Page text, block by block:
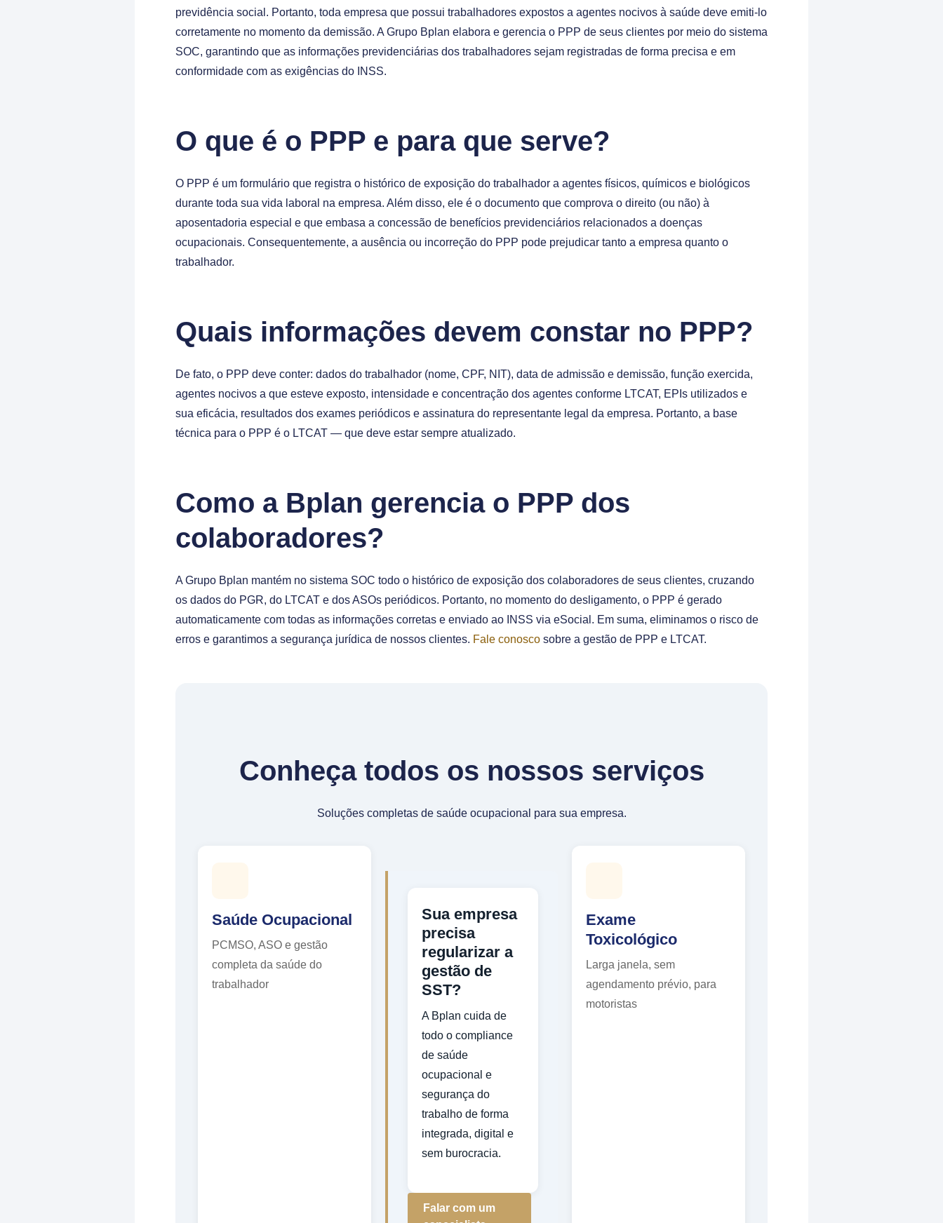
previdência social. Portanto, toda empresa que possui trabalhadores expostos a agentes nocivos à saúde deve emiti-lo
corretamente no momento da demissão. A Grupo Bplan elabora e gerencia o PPP de seus clientes por meio do sistema
SOC, garantindo que as informações previdenciárias dos trabalhadores sejam registradas de forma precisa e em
conformidade com as exigências do INSS.
O que é o PPP e para que serve?
O PPP é um formulário que registra o histórico de exposição do trabalhador a agentes físicos, químicos e biológicos
durante toda sua vida laboral na empresa. Além disso, ele é o documento que comprova o direito (ou não) à
aposentadoria especial e que embasa a concessão de benefícios previdenciários relacionados a doenças
ocupacionais. Consequentemente, a ausência ou incorreção do PPP pode prejudicar tanto a empresa quanto o
trabalhador.
Quais informações devem constar no PPP?
De fato, o PPP deve conter: dados do trabalhador (nome, CPF, NIT), data de admissão e demissão, função exercida,
agentes nocivos a que esteve exposto, intensidade e concentração dos agentes conforme LTCAT, EPIs utilizados e
sua eficácia, resultados dos exames periódicos e assinatura do representante legal da empresa. Portanto, a base
técnica para o PPP é o LTCAT — que deve estar sempre atualizado.
Como a Bplan gerencia o PPP dos
colaboradores?
A Grupo Bplan mantém no sistema SOC todo o histórico de exposição dos colaboradores de seus clientes, cruzando
os dados do PGR, do LTCAT e dos ASOs periódicos. Portanto, no momento do desligamento, o PPP é gerado
automaticamente com todas as informações corretas e enviado ao INSS via eSocial. Em suma, eliminamos o risco de
erros e garantimos a segurança jurídica de nossos clientes. Fale conoscosobre a gestão de PPP e LTCAT.
Conheça todos os nossos serviços
Soluções completas de saúde ocupacional para sua empresa.
Saúde Ocupacional
PCMSO, ASO e gestão
completa da saúde do
trabalhador
Sua empresa
precisa
regularizar a
gestão de
SST?
A Bplan cuida de
todo o compliance
de saúde
ocupacional e
segurança do
trabalho de forma
integrada, digital e
sem burocracia.
Falar com um
Exame
Toxicológico
Larga janela, sem
agendamento prévio, para
motoristas